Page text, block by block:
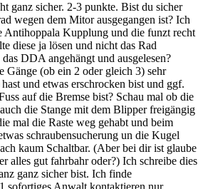
ganz sicher. 2-3 punkte. Bist du sicher
wegen dem Mitor ausgegangen ist? Ich
Antihoppala Kupplung und die funzt recht
diese ja lösen und nicht das Rad
DDA angehängt und ausgelesen?
Gänge (ob ein 2 oder gleich 3) sehr
und etwas erschrocken bist und ggf.
auf die Bremse bist? Schau mal ob die
die Stange mit dem Blipper freigängig
mal die Raste weg gehabt und beim
schraubensucherung un die Kugel
kaum Schaltbar. (Aber bei dir ist glaube
alles gut fahrbahr oder?) Ich schreibe dies
ganz sicher bist. Ich finde